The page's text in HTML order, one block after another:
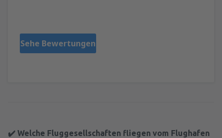
Sehe Bewertungen
✔️ Welche Fluggesellschaften fliegen vom Flughafen